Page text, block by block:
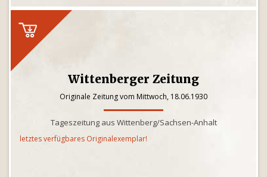
Wittenberger Zeitung
Originale Zeitung vom Mittwoch, 18.06.1930
Tageszeitung aus Wittenberg/Sachsen-Anhalt
letztes verfügbares Originalexemplar!